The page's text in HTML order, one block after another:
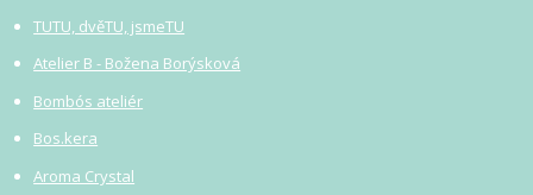
TUTU, dvěTU, jsmeTU
Atelier B - Božena Borýsková
Bombós ateliér
Bos.kera
Aroma Crystal